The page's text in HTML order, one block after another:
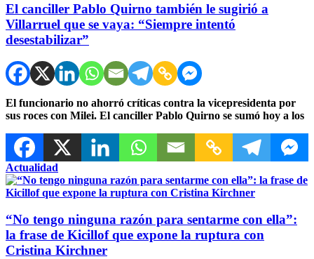
El canciller Pablo Quirno también le sugirió a
Villarruel que se vaya: “Siempre intentó
desestabilizar”
El funcionario no ahorró críticas contra la vicepresidenta por
sus roces con Milei. El canciller Pablo Quirno se sumó hoy a los
Actualidad
“No tengo ninguna razón para sentarme con ella”:
la frase de Kicillof que expone la ruptura con
Cristina Kirchner